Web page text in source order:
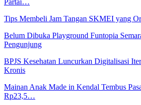
Tips Membeli Jam Tangan SKMEI yang
Belum Dibuka Playground Funtopia
Pengunjung
BPJS Kesehatan Luncurkan Digitalisasi
Kronis
Mainan Anak Made in Kendal Tembus
Rp23,5…